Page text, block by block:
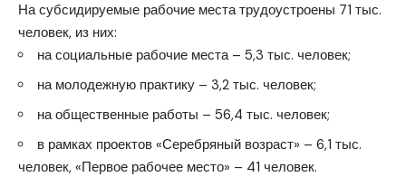
На субсидируемые рабочие места трудоустроены 71 тыс.
человек, из них:
на социальные рабочие места – 5,3 тыс. человек;
на молодежную практику – 3,2 тыс. человек;
на общественные работы – 56,4 тыс. человек;
в рамках проектов «Серебряный возраст» – 6,1 тыс.
человек, «Первое рабочее место» – 41 человек.